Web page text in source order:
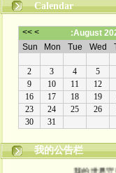
Calendar
我的公告栏
我的世界